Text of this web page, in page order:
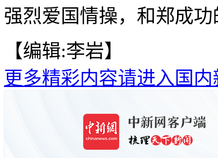
强烈爱国情操，和郑成
【编辑:李岩】
更多精彩内容请进入国内